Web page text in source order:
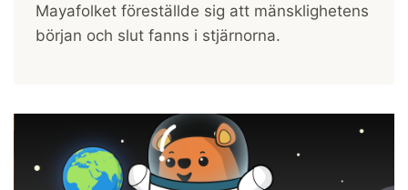
Mayafolket föreställde sig att mänsklighetens
början och slut fanns i stjärnorna.